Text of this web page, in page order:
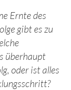
Ernte des
gibt es zu
überhaupt
oder ist alles